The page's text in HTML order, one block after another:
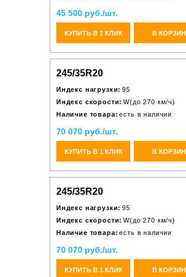
45 500 руб./шт.
КУПИТЬ В 1 КЛИК В
245/35R20
Индекс нагрузки: 95
Индекс скорости: W(до 270 км/ч)
Наличие товара: есть в наличии
70 070 руб./шт.
КУПИТЬ В 1 КЛИК В
245/35R20
Индекс нагрузки: 95
Индекс скорости: W(до 270 км/ч)
Наличие товара: есть в наличии
70 070 руб./шт.
КУПИТЬ В 1 КЛИК В